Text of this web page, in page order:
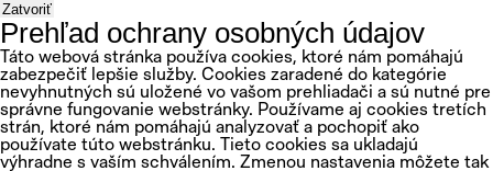
Zatvoriť
Prehľad ochrany osobných údajov
Táto webová stránka používa cookies, ktoré nám pomáhajú
zabezpečiť lepšie služby. Cookies zaradené do kategórie
nevyhnutných sú uložené vo vašom prehliadači a sú nutné pre
správne fungovanie webstránky. Používame aj cookies tretích
strán, ktoré nám pomáhajú analyzovať a pochopiť ako
používate túto webstránku. Tieto cookies sa ukladajú
výhradne s vaším schválením. Zmenou nastavenia môžete tak